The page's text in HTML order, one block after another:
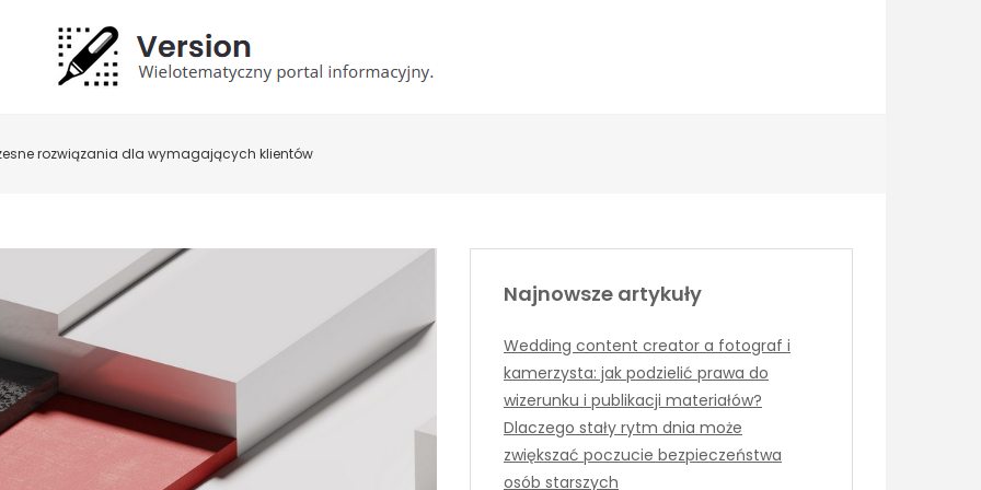
rozwiązania dla wymagających klientów
Najnowsze artykuły
Wedding content creator a fotograf i
kamerzysta: jak podzielić prawa do
wizerunku i publikacji materiałów?
Dlaczego stały rytm dnia może
zwiększać poczucie bezpieczeństwa
osób starszych